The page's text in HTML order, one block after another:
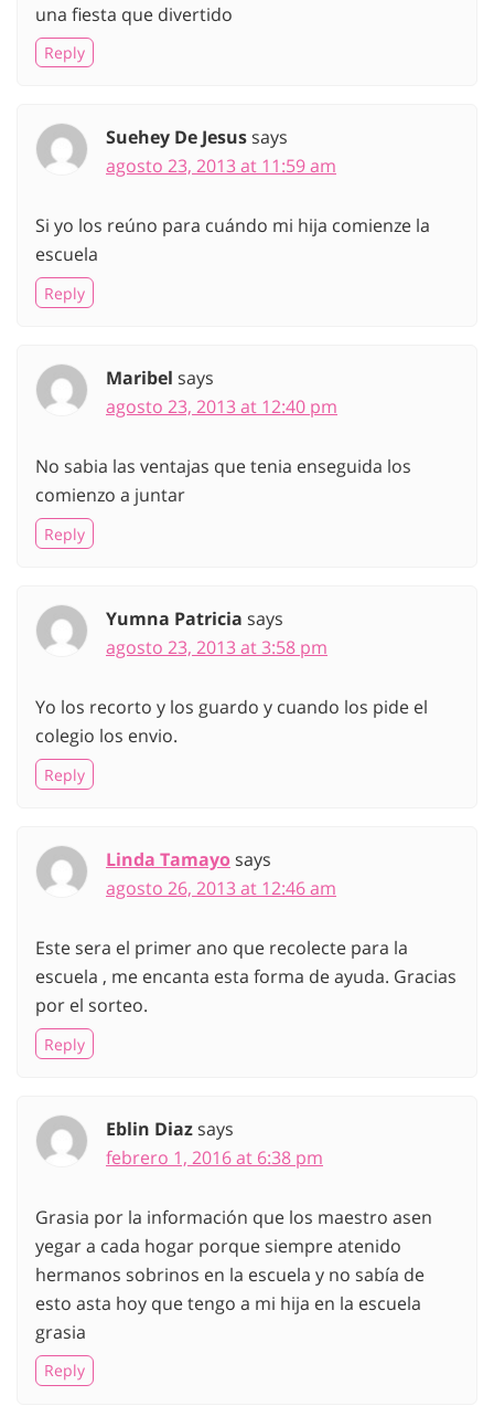
una fiesta que divertido
Reply
Suehey De Jesussays
agosto 23, 2013 at 11:59 am
Si yo los reúno para cuándo mi hija comienze la
escuela
Reply
Maribel says
agosto 23, 2013 at 12:40 pm
No sabia las ventajas que tenia enseguida los
comienzo a juntar
Reply
Yumna Patricia says
agosto 23, 2013 at 3:58 pm
Yo los recorto y los guardo y cuando los pide el
colegio los envio.
Reply
Linda Tamayosays
agosto 26, 2013 at 12:46 am
Este sera el primer ano que recolecte para la
escuela , me encanta esta forma de ayuda. Gracias
por el sorteo.
Reply
Eblin Diazsays
febrero 1, 2016 at 6:38 pm
Grasia por la información que los maestro asen
yegar a cada hogar porque siempre atenido
hermanos sobrinos en la escuela y no sabía de
esto asta hoy que tengo a mi hija en la escuela
grasia
Reply